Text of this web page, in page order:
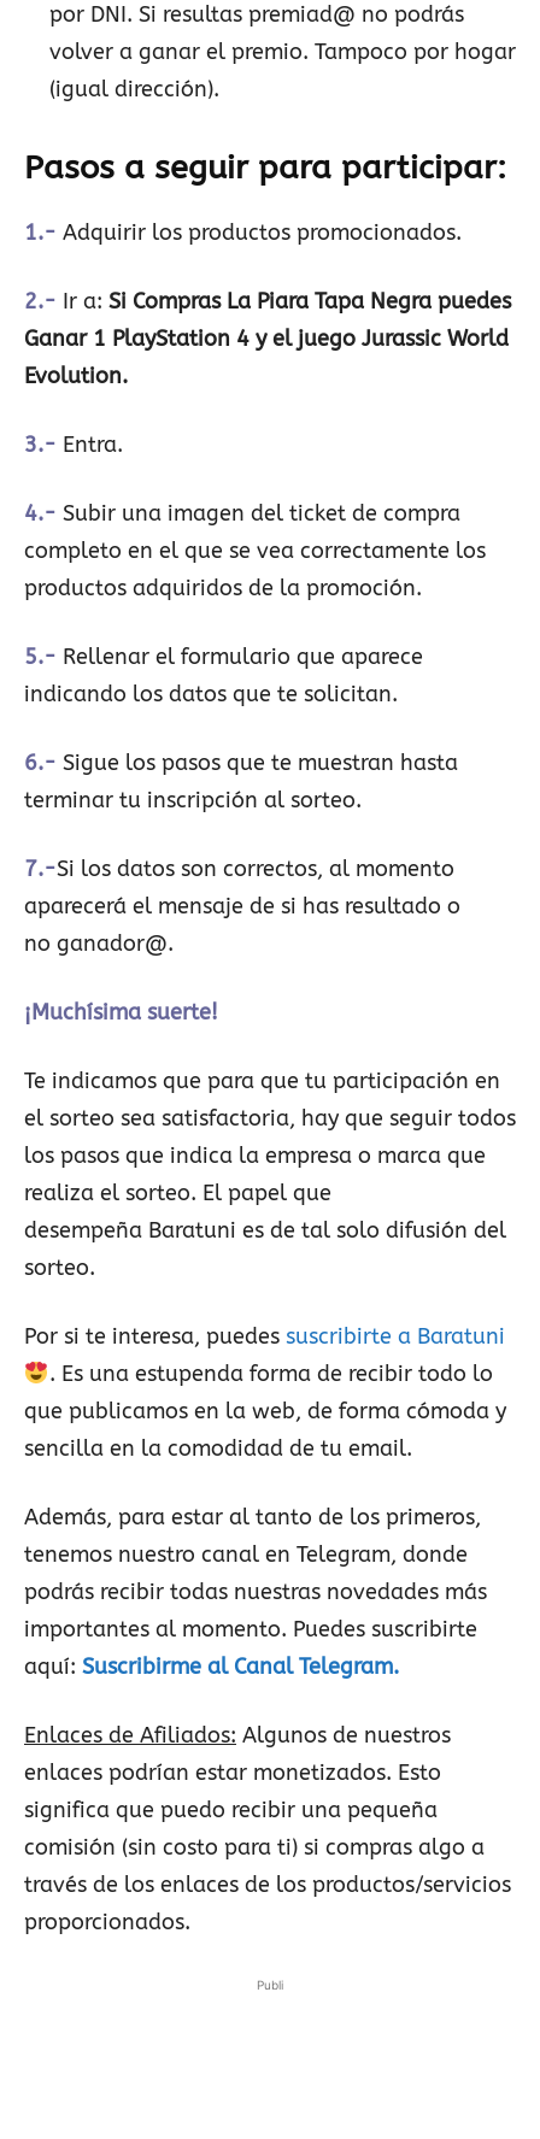
por DNI. Si resultas premiad@ no podrás
volver a ganar el premio. Tampoco por hogar
(igual dirección).
Pasos a seguir para participar:
1.- Adquirir los productos promocionados.
2.- Ir a: Si Compras La Piara Tapa Negra puedes
Ganar 1 PlayStation 4 y el juego Jurassic World
Evolution.
3.- Entra.
4.- Subir una imagen del ticket de compra
completo en el que se vea correctamente los
productos adquiridos de la promoción.
5.- Rellenar el formulario que aparece
indicando los datos que te solicitan.
6.- Sigue los pasos que te muestran hasta
terminar tu inscripción al sorteo.
7.-Si los datos son correctos, al momento
aparecerá el mensaje de si has resultado o
no ganador@.
¡Muchísima suerte!
Te indicamos que para que tu participación en
el sorteo sea satisfactoria, hay que seguir todos
los pasos que indica la empresa o marca que
realiza el sorteo. El papel que
desempeña Baratuni es de tal solo difusión del
sorteo.
Por si te interesa, puedes suscribirte a Baratuni
. Es una estupenda forma de recibir todo lo
que publicamos en la web, de forma cómoda y
sencilla en la comodidad de tu email.
Además, para estar al tanto de los primeros,
tenemos nuestro canal en Telegram, donde
podrás recibir todas nuestras novedades más
importantes al momento. Puedes suscribirte
aquí: Suscribirme al Canal Telegram.
Enlaces de Afiliados: Algunos de nuestros
enlaces podrían estar monetizados. Esto
significa que puedo recibir una pequeña
comisión (sin costo para ti) si compras algo a
través de los enlaces de los productos/servicios
proporcionados.
Publi